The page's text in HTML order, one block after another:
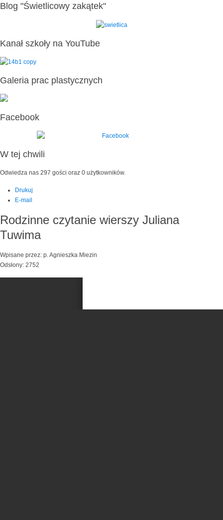
Blog "Świetlicowy zakątek"
Kanał szkoły na YouTube
Galeria prac plastycznych
Facebook
W tej chwili
Odwiedza nas 297 gości oraz 0 użytkowników.
Drukuj
E-mail
Rodzinne czytanie wierszy Juliana
Tuwima
Wpisane przez: p. Agnieszka Miezin
Odsłony: 2752